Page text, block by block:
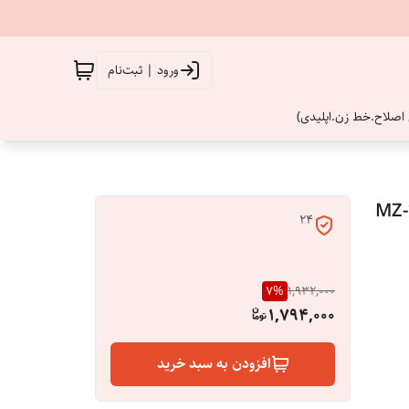
ورود | ثبت‌نام
زن.اپلیدی)
24
1,932,000
7%
1,794,000
افزودن به سبد خرید